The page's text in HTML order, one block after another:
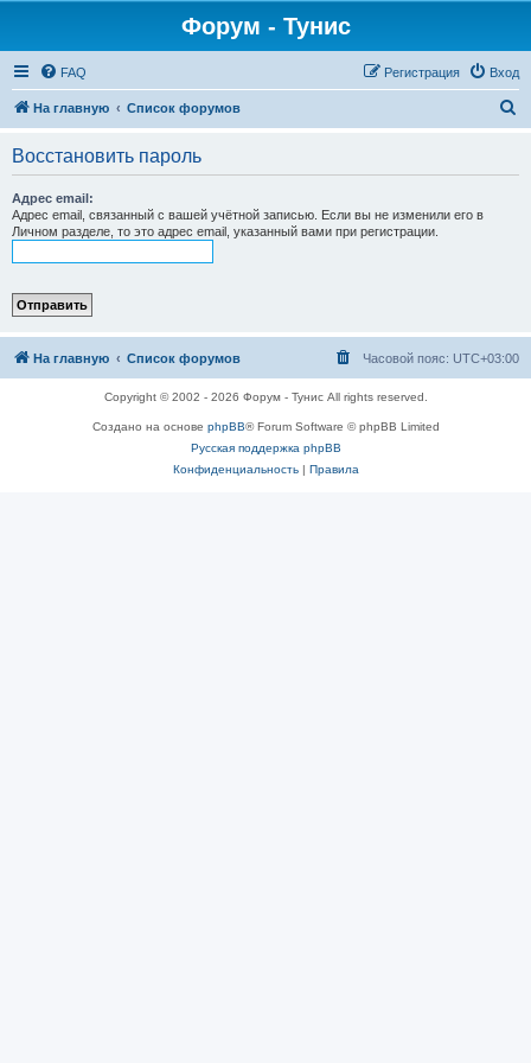
Форум - Тунис
FAQ Вход
Регистрация
На главную Список форумов
Восстановить пароль
Адрес email:
Адрес email, связанный с вашей учётной записью. Если вы не изменили его в
Личном разделе, то это адрес email, указанный вами при регистрации.
На главную Список форумов Часовой пояс: UTC+03:00
Copyright © 2002 - 2026 Форум - Тунис All rights reserved.
Создано на основе phpBB® Forum Software © phpBB Limited
Русская поддержка phpBB
Конфиденциальность| Правила